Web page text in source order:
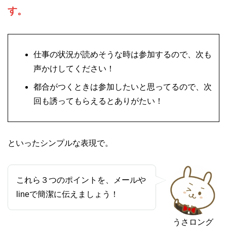
す。
仕事の状況が読めそうな時は参加するので、次も
声かけしてください！
都合がつくときは参加したいと思ってるので、次
回も誘ってもらえるとありがたい！
といったシンプルな表現で。
うさロング
これら３つのポイントを、メールや
lineで簡潔に伝えましょう！